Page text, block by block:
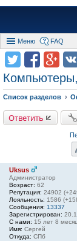
Меню FAQ
Список разделов
Ответить
Uksus
Администратор
Возраст: 62
Репутация: 24902
Лояльность: 1586
Сообщения: 13337
Зарегистрирован:
С нами: 15 лет 8
Имя: Сергей
Откуда: СПб